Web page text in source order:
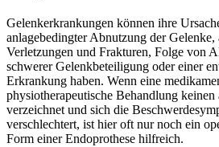
Gelenkerkrankungen können ihre
anlagebedingter Abnutzung der Gelenke,
Verletzungen und Frakturen, Folge von
schwerer Gelenkbeteiligung oder einer
Erkrankung haben. Wenn eine
physiotherapeutische Behandlung
verzeichnet und sich die
verschlechtert, ist hier oft nur noch ein
Form einer Endoprothese hilfreich.